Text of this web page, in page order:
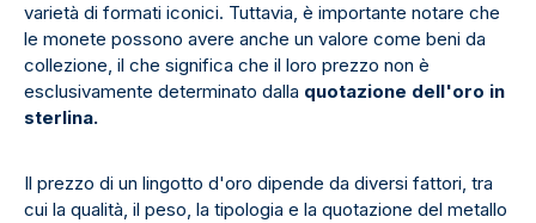
varietà di formati iconici. Tuttavia, è importante notare che
le monete possono avere anche un valore come beni da
collezione, il che significa che il loro prezzo non è
esclusivamente determinato dalla quotazione dell'oro in
sterlina.
Il prezzo di un lingotto d'oro dipende da diversi fattori, tra
cui la qualità, il peso, la tipologia e la quotazione del metallo